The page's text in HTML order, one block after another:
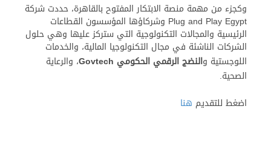
وكجزء من مهمة منصة الابتكار المفتوح بالقاهرة، حددت شركة
Plug and Play Egypt وشركاؤها المؤسسون القطاعات
الرئيسية والمجالات التكنولوجية التي ستركز عليها وهي حلول
الشركات الناشئة في مجال التكنولوجيا المالية، والخدمات
اللوجستية والنضج الرقمي الحكومي Govtech
، والرعاية
الصحية.
اضغط للتقديم هنا